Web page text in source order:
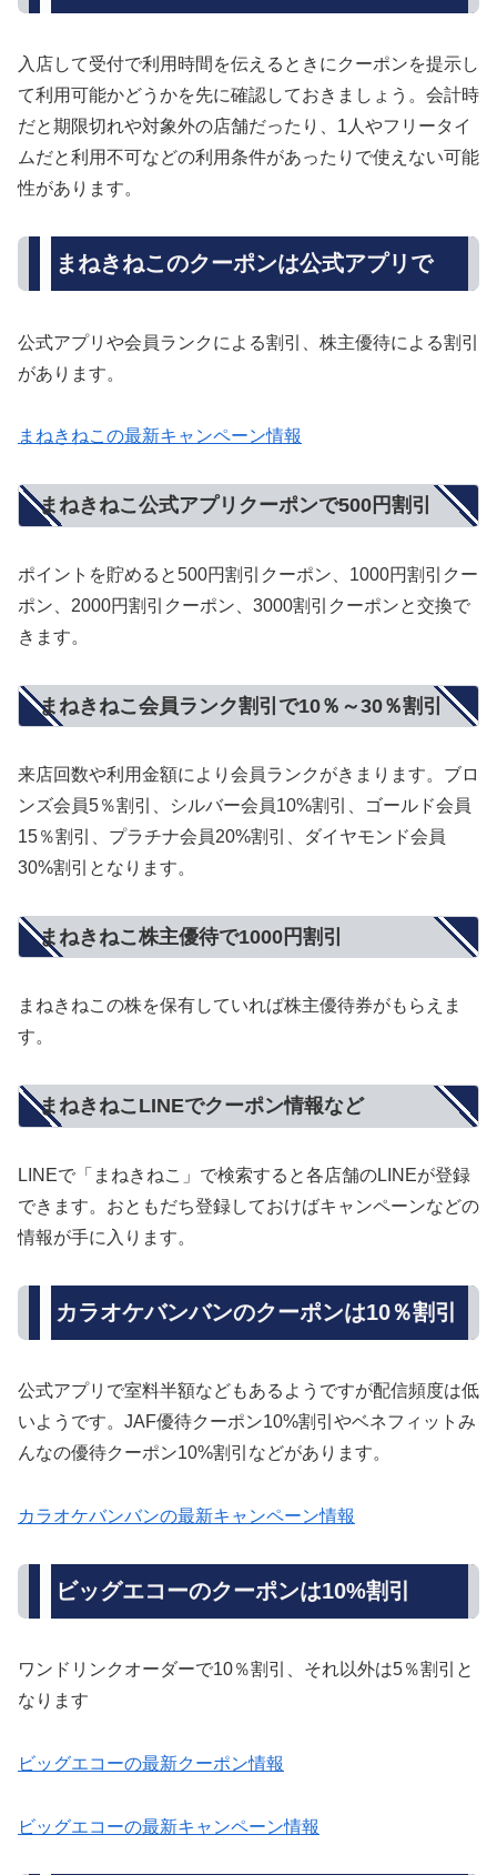
入店して受付で利用時間を伝えるときにクーポンを提示し
て利用可能かどうかを先に確認しておきましょう。会計時
だと期限切れや対象外の店舗だったり、1人やフリータイ
ムだと利用不可などの利用条件があったりで使えない可能
性があります。
まねきねこのクーポンは公式アプリで
公式アプリや会員ランクによる割引、株主優待による割引
があります。
まねきねこの最新キャンペーン情報
まねきねこ公式アプリクーポンで500円割引
ポイントを貯めると500円割引クーポン、1000円割引クー
ポン、2000円割引クーポン、3000割引クーポンと交換で
きます。
まねきねこ会員ランク割引で10％～30％割引
来店回数や利用金額により会員ランクがきまります。ブロ
ンズ会員5％割引、シルバー会員10%割引、ゴールド会員
15％割引、プラチナ会員20%割引、ダイヤモンド会員
30%割引となります。
まねきねこ株主優待で1000円割引
まねきねこの株を保有していれば株主優待券がもらえま
す。
まねきねこLINEでクーポン情報など
LINEで「まねきねこ」で検索すると各店舗のLINEが登録
できます。おともだち登録しておけばキャンペーンなどの
情報が手に入ります。
カラオケバンバンのクーポンは10％割引
公式アプリで室料半額などもあるようですが配信頻度は低
いようです。JAF優待クーポン10%割引やベネフィットみ
んなの優待クーポン10%割引などがあります。
カラオケバンバンの最新キャンペーン情報
ビッグエコーのクーポンは10%割引
ワンドリンクオーダーで10％割引、それ以外は5％割引と
なります
ビッグエコーの最新クーポン情報
ビッグエコーの最新キャンペーン情報